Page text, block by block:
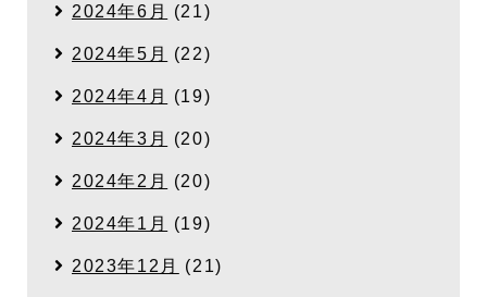
2024年6月 (21)
2024年5月 (22)
2024年4月 (19)
2024年3月 (20)
2024年2月 (20)
2024年1月 (19)
2023年12月 (21)